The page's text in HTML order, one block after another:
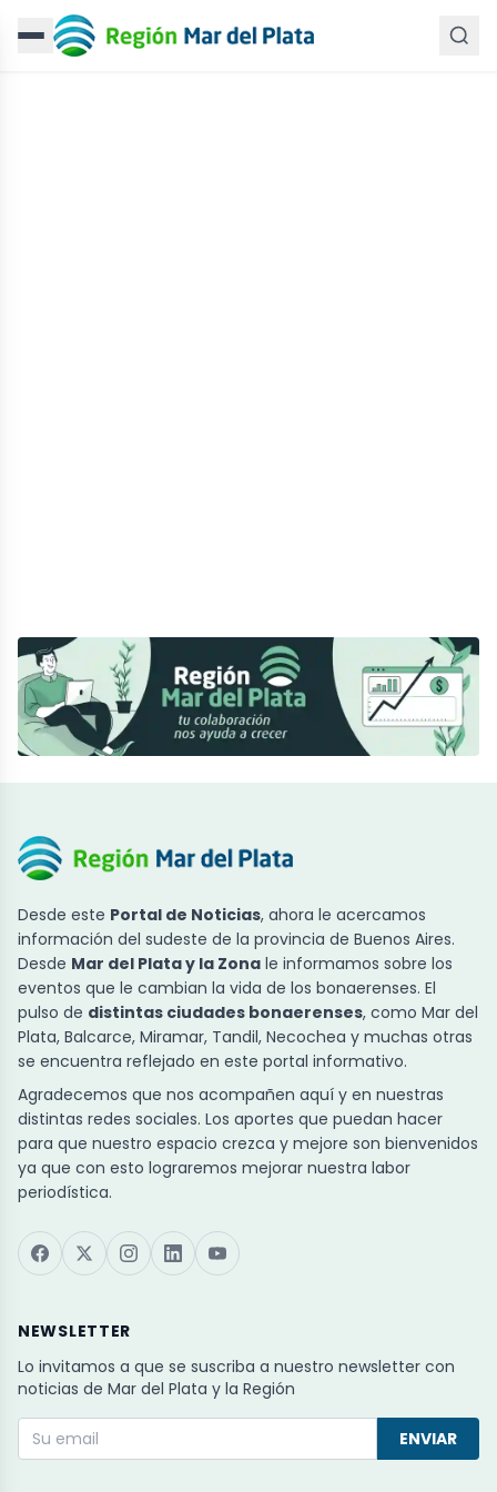
Desde este Portal de Noticias, ahora le acercamos
información del sudeste de la provincia de Buenos Aires.
Desde Mar del Plata y la Zona le informamos sobre los
eventos que le cambian la vida de los bonaerenses. El
pulso de distintas ciudades bonaerenses, como Mar del
Plata, Balcarce, Miramar, Tandil, Necochea y muchas otras
se encuentra reflejado en este portal informativo.
Agradecemos que nos acompañen aquí y en nuestras
distintas redes sociales. Los aportes que puedan hacer
para que nuestro espacio crezca y mejore son bienvenidos
ya que con esto lograremos mejorar nuestra labor
periodística.
NEWSLETTER
Lo invitamos a que se suscriba a nuestro newsletter con
noticias de Mar del Plata y la Región
ENVIAR